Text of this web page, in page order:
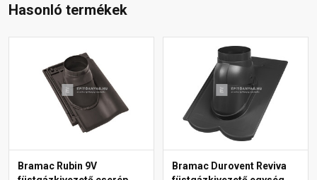
Hasonló termékek
Bramac Rubin 9V
Bramac Durovent Reviva